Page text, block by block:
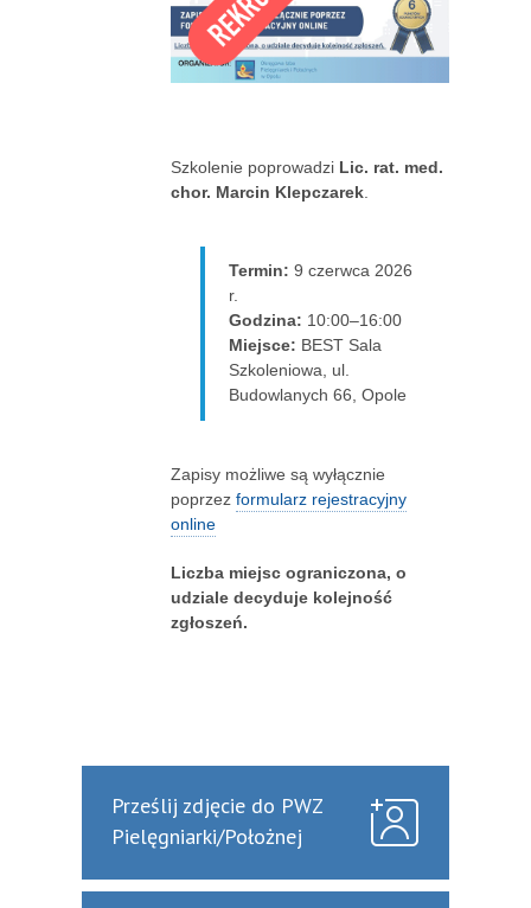
Szkolenie poprowadzi Lic. rat. med.
chor. Marcin Klepczarek
Termin: 9 czerwca 2026
r.
Godzina: 10:00–16:00
Miejsce: BEST Sala
Szkoleniowa, ul.
Budowlanych 66, Opole
Zapisy możliwe są wyłącznie
poprzez formularz rejestracyjny
online
Liczba miejsc ograniczona, o
udziale decyduje kolejność
zgłoszeń.
Prześlij zdjęcie do PWZ
Pielęgniarki/Położnej